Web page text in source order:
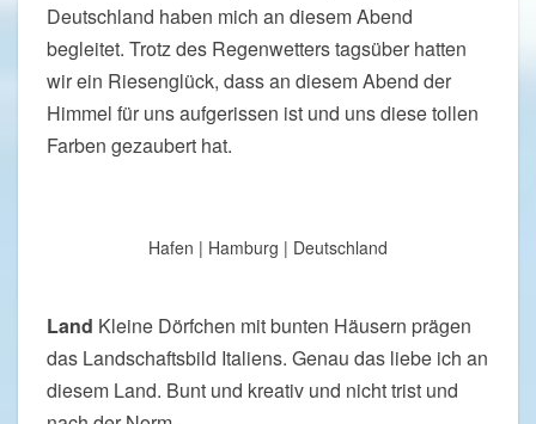
Deutschland haben mich an diesem Abend
begleitet. Trotz des Regenwetters tagsüber hatten
wir ein Riesenglück, dass an diesem Abend der
Himmel für uns aufgerissen ist und uns diese tollen
Farben gezaubert hat.
Hafen | Hamburg | Deutschland
Land Kleine Dörfchen mit bunten Häusern prägen
das Landschaftsbild Italiens. Genau das liebe ich an
diesem Land. Bunt und kreativ und nicht trist und